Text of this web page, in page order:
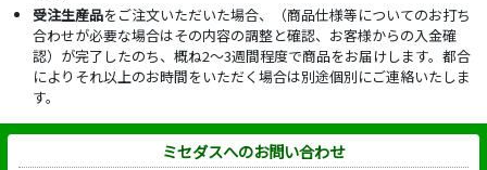
受注生産品をご注文いただいた場合、（商品仕様等についてのお打ち
合わせが必要な場合はその内容の調整と確認、お客様からの入金確
認）が完了したのち、概ね2～3週間程度で商品をお届けします。都合
によりそれ以上のお時間をいただく場合は別途個別にご連絡いたしま
す。
ミセダスへのお問い合わせ